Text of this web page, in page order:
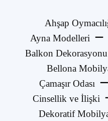
Ahşap
Ayna Modelleri
Balkon Dekorasyonu
Bellona
Çamaşır Odası
Cinsellik ve İlişki
Dekoratif